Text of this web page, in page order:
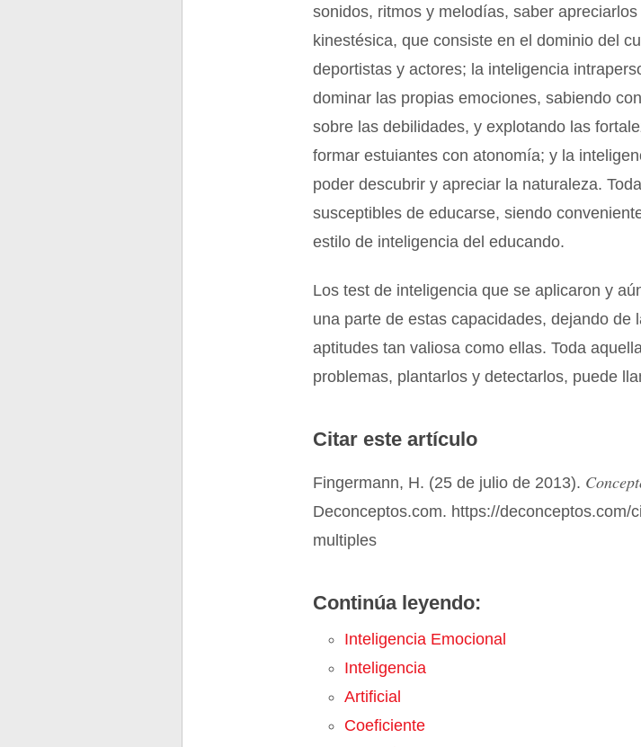
sonidos, ritmos y melodías, saber
kinestésica, que consiste en el dominio del
deportistas y actores; la inteligencia
dominar las propias emociones, sabiendo
sobre las debilidades, y explotando las
formar estuiantes con atonomía; y la
poder descubrir y apreciar la naturaleza.
susceptibles de educarse, siendo
estilo de inteligencia del educando.
Los test de inteligencia que se aplicaron y
una parte de estas capacidades, dejando de
aptitudes tan valiosa como ellas. Toda
problemas, plantarlos y detectarlos, puede
Citar este artículo
Fingermann, H. (25 de julio de 2013).
Deconceptos.com. https://deconceptos.com/
multiples
Continúa leyendo:
Inteligencia Emocional
Inteligencia
Artificial
Coeficiente